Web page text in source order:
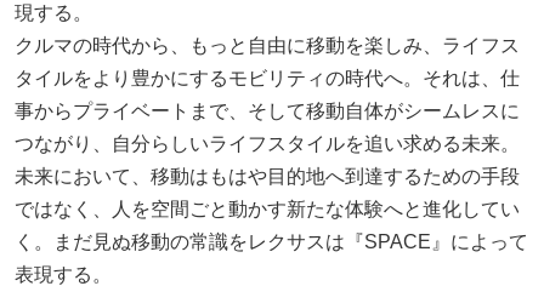
現する。
クルマの時代から、もっと自由に移動を楽しみ、ライフス
タイルをより豊かにするモビリティの時代へ。それは、仕
事からプライベートまで、そして移動自体がシームレスに
つながり、自分らしいライフスタイルを追い求める未来。
未来において、移動はもはや目的地へ到達するための手段
ではなく、人を空間ごと動かす新たな体験へと進化してい
く。まだ見ぬ移動の常識をレクサスは『SPACE』によって
表現する。